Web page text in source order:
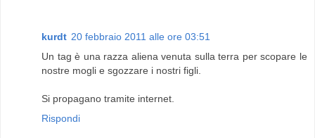
kurdt 20 febbraio 2011 alle ore 03:51
Un tag è una razza aliena venuta sulla terra per scopare le
nostre mogli e sgozzare i nostri figli.
Si propagano tramite internet.
Rispondi